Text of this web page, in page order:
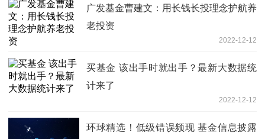
广发基金曹建文：用长钱长投理念护航养
老投资
2022-12-12
买基金 该出手时就出手？最新大数据统
计来了
2022-12-12
环球精选！低级错误频现 基金信息披露